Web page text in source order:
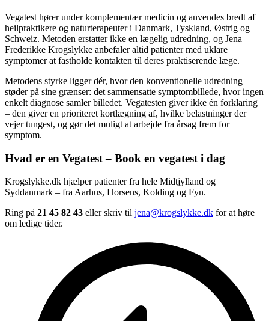
Vegatest hører under komplementær medicin og anvendes bredt af
heilpraktikere og naturterapeuter i Danmark, Tyskland, Østrig og
Schweiz. Metoden erstatter ikke en lægelig udredning, og Jena
Frederikke Krogslykke anbefaler altid patienter med uklare
symptomer at fastholde kontakten til deres praktiserende læge.
Metodens styrke ligger dér, hvor den konventionelle udredning
støder på sine grænser: det sammensatte symptombillede, hvor ingen
enkelt diagnose samler billedet. Vegatesten giver ikke én forklaring
– den giver en prioriteret kortlægning af, hvilke belastninger der
vejer tungest, og gør det muligt at arbejde fra årsag frem for
symptom.
Hvad er en Vegatest – Book en vegatest i dag
Krogslykke.dk hjælper patienter fra hele Midtjylland og
Syddanmark – fra Aarhus, Horsens, Kolding og Fyn.
Ring på 21 45 82 43 eller skriv til jena@krogslykke.dk for at høre
om ledige tider.